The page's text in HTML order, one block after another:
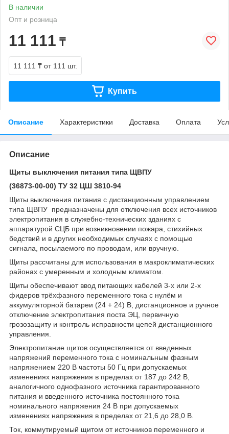
В наличии
Опт и розница
11 111 ₸
11 111 ₸ от 111 шт.
Купить
Описание Характеристики Доставка Оплата
Описание
Щиты выключения питания типа ЩВПУ
(36873-00-00) ТУ 32 ЦШ 3810-94
Щиты выключения питания с дистанционным управлением
типа ЩВПУ предназначены для отключения всех источников
электропитания в служебно-технических зданиях с
аппаратурой СЦБ при возникновении пожара, стихийных
бедствий и в других необходимых случаях с помощью
сигнала, посылаемого по проводам, или вручную.
Щиты рассчитаны для использования в макроклиматических
районах с умеренным и холодным климатом.
Щиты обеспечивают ввод питающих кабелей 3-х или 2-х
фидеров трёхфазного переменного тока с нулём и
аккумуляторной батареи (24 + 24) В, дистанционное и ручное
отключение электропитания поста ЭЦ, первичную
грозозащиту и контроль исправности цепей дистанционного
управления.
Электропитание щитов осуществляется от введенных
напряжений переменного тока с номинальным фазным
напряжением 220 В частоты 50 Гц при допускаемых
изменениях напряжения в пределах от 187 до 242 В,
аналогичного однофазного источника гарантированного
питания и введенного источника постоянного тока
номинального напряжения 24 В при допускаемых
изменениях напряжения в пределах от 21,6 до 28,0 В.
Ток, коммутируемый щитом от источников переменного и